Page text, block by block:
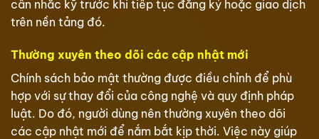
cân nhắc kỹ trước khi tiếp tục đăng ký hoặc giao dịch
trên nền tảng đó.
Thường xuyên theo dõi các cập nhật mới
Chính sách bảo mật thường được điều chỉnh để phù
hợp với sự thay đổi của công nghệ và quy định pháp
luật. Do đó, người dùng nên thường xuyên theo dõi
các cập nhật mới để nắm bắt kịp thời. Việc này giúp